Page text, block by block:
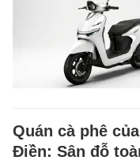
Quán cà phê
Điền: Sân đỗ